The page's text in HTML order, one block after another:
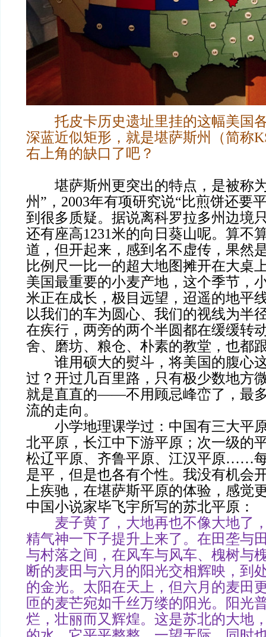
托皮卡历史遗址里挂的这幅美国
深蓝近似矩形，就是堪萨斯州（简称
右上角的缺口了吧？
堪萨斯州更突出的特点，是被称
州”，2003年有项研究说“比煎饼还要
到很多质疑。据说离科罗拉多州边境
还有座高1231米的向日葵山呢。算不
道，但开起来，感到名不虚传，果然
比例尺一比一的超大地图摊开在大桌
美国最重要的小麦产地，这个季节，
米正在成长，极目远望，迢遥的地平
以我们的车为圆心、我们的视线为半
在疾行，两旁的两个半圆都在缓缓转
舍、磨坊、粮仓、朴素的教堂，也都
谁用硕大的熨斗，将美国的腹心
过？开过几百里路，只有极少数地方
就是直直的——不用顾忌峰峦了，最
流的走向。
小学地理课学过：中国有三大平
北平原，长江中下游平原；次一级的
松辽平原、齐鲁平原、江汉平原……
是平，但是也各有个性。我没有机会
上疾驰，在堪萨斯平原的体验，感觉
中国小说家毕飞宇所写的苏北平原：
麦子黄了，大地再也不像大地了
精气神一下子提升上来了。在田垄与
与村落之间，在风车与风车、槐树与
断的麦田与六月的阳光交相辉映，到
的金光。太阳在天上，但六月的麦田
匝的麦芒宛如千丝万缕的阳光。阳光
烂，壮丽而又辉煌。这是苏北的大地